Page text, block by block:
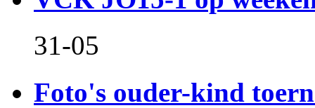
31-05
Foto's ouder-kind